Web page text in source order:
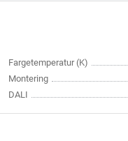
Fargetemperatur (K)
Montering
DALI